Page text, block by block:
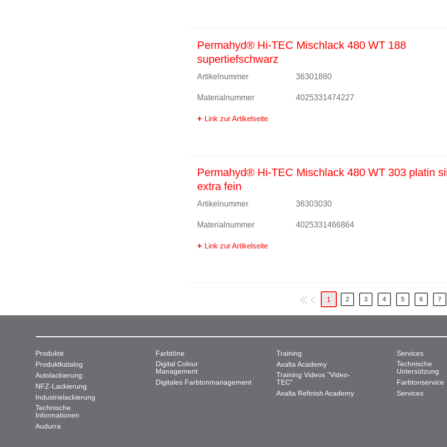
Permahyd® Hi-TEC Mischlack 480 WT 188
supertiefschwarz
Artikelnummer 36301880
Materialnummer 4025331474227
Link zur Artikelseite
Permahyd® Hi-TEC Mischlack 480 WT 303 platin
extra fein
Artikelnummer 36303030
Materialnummer 4025331466864
Link zur Artikelseite
1 2 3 4 5 6 7
Produkte
Produktkatalog
Autolackierung
NFZ-Lackierung
Industrielackierung
Technische
Informationen
Audurra
Farbtöne
Digital Colour
Management
Digitales Farbtonmanagement
Training
Axalta Academy
Training Videos "Video-
TEC"
Axalta Refinish Academy
Services
Technische
Untersützung
Farbtonservice
Services